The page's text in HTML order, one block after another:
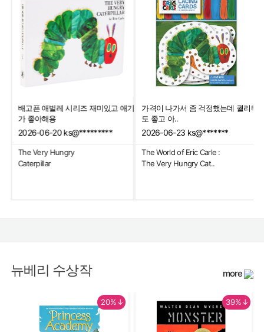
배고픈 애벌레 시리즈 재미있고 애기
가 좋아해용
2026-06-20 ks@*********
The Very Hungry
Caterpillar
가격이 나가서 좀 걱정했는데 퀄리티
도 좋고 아..
2026-06-23 ks@*******
The World of Eric Carle :
The Very Hungry Cat..
뉴베리 수상작 more
20%↓ 39%↓